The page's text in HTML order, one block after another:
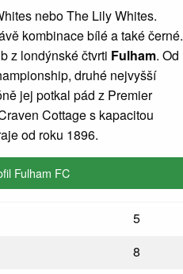
nebo The Lily Whites.
kombinace bílé a také černé.
z londýnské čtvrti Fulham. Od
druhé nejvyšší
jej potkal pád z Premier
Cottage s kapacitou
od roku 1896.
Fulham FC
5
8